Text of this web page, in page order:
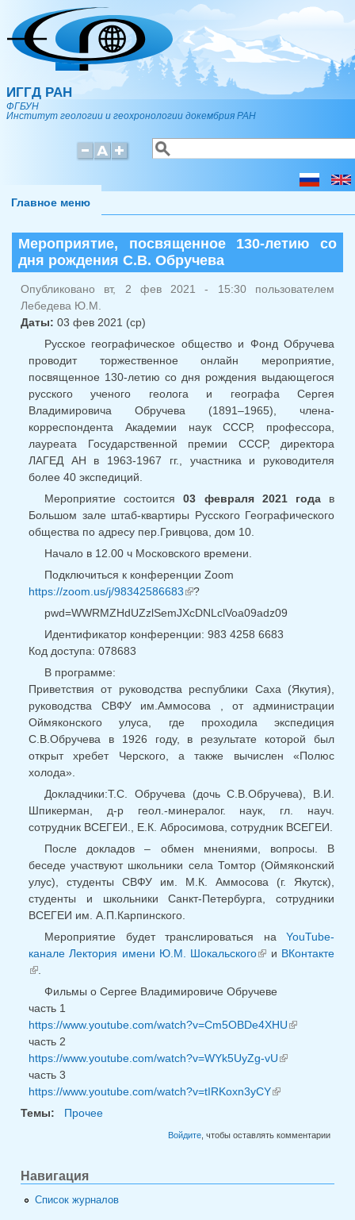
Перейти к основному содержанию
ИГГД РАН
ФГБУН
Институт геологии и геохронологии докембрия РАН
Форма поиска
Поиск
Главное меню
Мероприятие, посвященное 130-летию со
дня рождения С.В. Обручева
Опубликовано вт, 2 фев 2021 - 15:30 пользователем
Лебедева Ю.М.
Даты: 03 фев 2021 (ср)
Русское географическое общество и Фонд Обручева
проводит торжественное онлайн мероприятие,
посвященное 130-летию со дня рождения выдающегося
русского ученого геолога и географа Сергея
Владимировича Обручева (1891–1965), члена-
корреспондента Академии наук СССР, профессора,
лауреата Государственной премии СССР, директора
ЛАГЕД АН в 1963-1967 гг., участника и руководителя
более 40 экспедиций.
Мероприятие состоится03 февраля 2021 годав
Большом зале штаб-квартиры Русского Географического
общества по адресу пер.Гривцова, дом 10.
Начало в 12.00 ч Московского времени.
Подключиться к конференции Zoom
https://zoom.us/j/98342586683
?
pwd=WWRMZHdUZzlSemJXcDNLclVoa09adz09
Идентификатор конференции: 983 4258 6683
Код доступа: 078683
В программе:
Приветствия от руководства республики Саха (Якутия),
руководства СВФУ им.Аммосова , от администрации
Оймяконского улуса, где проходила экспедиция
С.В.Обручева в 1926 году, в результате которой был
открыт хребет Черского, а также вычислен «Полюс
холода».
Докладчики:Т.С. Обручева (дочь С.В.Обручева), В.И.
Шпикерман, д-р геол.-минералог. наук, гл. науч.
сотрудник ВСЕГЕИ., Е.К. Абросимова, сотрудник ВСЕГЕИ.
После докладов – обмен мнениями, вопросы. В
беседе участвуют школьники села Томтор (Оймяконский
улус), студенты СВФУ им. М.К. Аммосова (г. Якутск),
студенты и школьники Санкт-Петербурга, сотрудники
ВСЕГЕИ им. А.П.Карпинского.
Мероприятие будет транслироваться на YouTube-
канале Лектория имени Ю.М. Шокальского
(внешняя
и ВКонтакте
Фильмы о Сергее Владимировиче Обручеве
часть 1
https://www.youtube.com/watch?v=Cm5OBDe4XHU
часть 2
https://www.youtube.com/watch?v=WYk5UyZg-vU
часть 3
https://www.youtube.com/watch?v=tIRKoxn3yCY
Темы: Прочее
Войдите, чтобы оставлять комментарии
Навигация
Список журналов